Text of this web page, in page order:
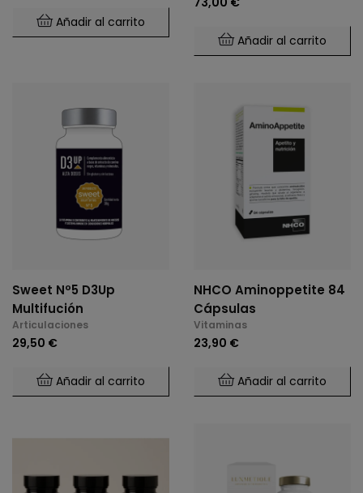
Añadir al carrito
Añadir al carrito
Sweet Nº5 D3Up
Multifución
Articulaciones
29,50 €
Añadir al carrito
NHCO Aminoppetite 84
Cápsulas
Vitaminas
23,90 €
Añadir al carrito